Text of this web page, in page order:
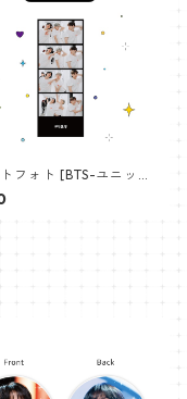
ト [BTS-ユニット
PHOTO BTS- UNI